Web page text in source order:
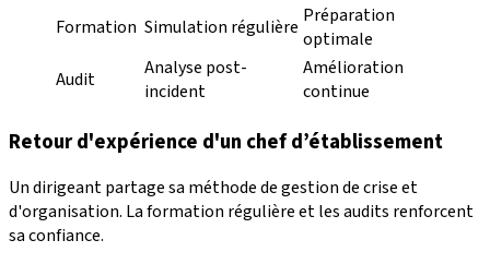
Formation Simulation régulière Préparation
optimale
Audit
Analyse post-
incident
Amélioration
continue
Retour d'expérience d'un chef d’établissement
Un dirigeant partage sa méthode de gestion de crise et
d'organisation. La formation régulière et les audits renforcent
sa confiance.